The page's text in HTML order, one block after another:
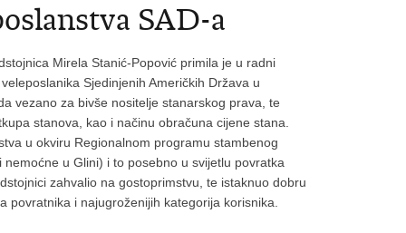
SAD-a
Mirela Stanić-Popović primila je u radni
Sjedinjenih Američkih Država u
vezano za bivše nositelje stanarskog prava, te
stanova, kao i načinu obračuna cijene stana.
u okviru Regionalnom programu stambenog
u Glini) i to posebno u svijetlu povratka
zahvalio na gostoprimstvu, te istaknuo dobru
i najugroženijih kategorija korisnika.